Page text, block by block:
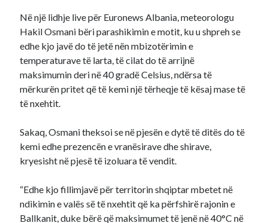
Në një lidhje live për Euronews Albania, meteorologu
Hakil Osmani bëri parashikimin e motit, ku u shpreh se
edhe kjo javë do të jetë nën mbizotërimin e
temperaturave të larta, të cilat do të arrijnë
maksimumin deri në 40 gradë Celsius, ndërsa të
mërkurën pritet që të kemi një tërheqje të kësaj mase të
të nxehtit.
Sakaq, Osmani theksoi se në pjesën e dytë të ditës do të
kemi edhe prezencën e vranësirave dhe shirave,
kryesisht në pjesë të izoluara të vendit.
“Edhe kjo fillimjavë për territorin shqiptar mbetet në
ndikimin e valës së të nxehtit që ka përfshirë rajonin e
Ballkanit, duke bërë që maksimumet të jenë në 40°C në